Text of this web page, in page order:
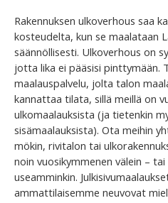
Rakennuksen ulkoverhous saa
kosteudelta, kun se maalataan
säännöllisesti. Ulkoverhous on
jotta lika ei pääsisi pinttymään.
maalauspalvelu, jolta talon
kannattaa tilata, sillä meillä on
ulkomaalauksista (ja tietenkin
sisämaalauksista). Ota meihin
mökin, rivitalon tai
noin vuosikymmenen välein –
useamminkin.
ammattilaisemme neuvovat